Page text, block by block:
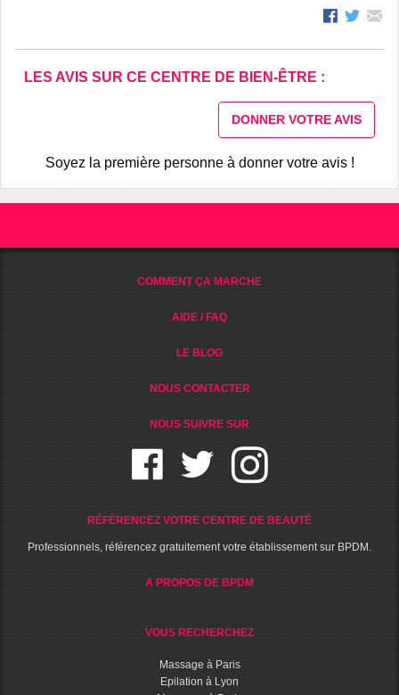
LES AVIS SUR CE CENTRE DE BIEN-ÊTRE :
DONNER VOTRE AVIS
Soyez la première personne à donner votre avis !
COMMENT ÇA MARCHE
AIDE / FAQ
LE BLOG
NOUS CONTACTER
NOUS SUIVRE SUR
RÉFÉRENCEZ VOTRE CENTRE DE BEAUTÉ
Professionnels, référencez gratuitement votre établissement sur BPDM.
A PROPOS DE BPDM
VOUS RECHERCHEZ
Massage à Paris
Epilation à Lyon